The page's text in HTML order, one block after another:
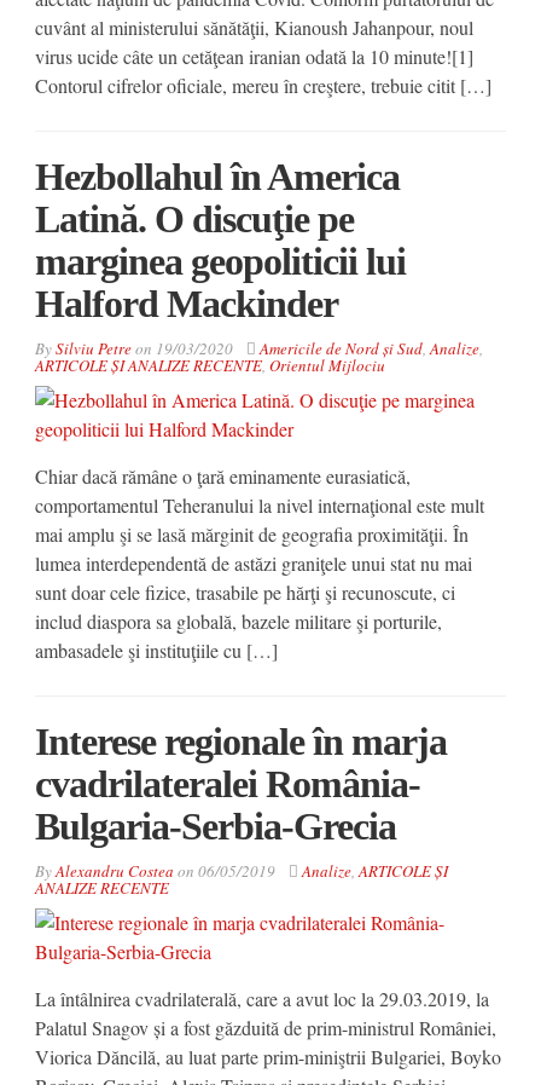
cuvânt al ministerului sănătăţii, Kianoush Jahanpour, noul
virus ucide câte un cetăţean iranian odată la 10 minute![1]
Contorul cifrelor oficiale, mereu în creştere, trebuie citit […]
Hezbollahul în America
Latină. O discuţie pe
marginea geopoliticii lui
Halford Mackinder
BySilviu Petreon 19/03/2020 Americile de Nord și Sud Analize
ARTICOLE ȘI ANALIZE RECENTE, Orientul Mijlociu
Chiar dacă rămâne o ţară eminamente eurasiatică,
comportamentul Teheranului la nivel internaţional este mult
mai amplu şi se lasă mărginit de geografia proximităţii. În
lumea interdependentă de astăzi graniţele unui stat nu mai
sunt doar cele fizice, trasabile pe hărţi şi recunoscute, ci
includ diaspora sa globală, bazele militare şi porturile,
ambasadele şi instituţiile cu […]
Interese regionale în marja
cvadrilateralei România-
Bulgaria-Serbia-Grecia
ByAlexandru Costea on 06/05/2019 Analize ARTICOLE ȘI
ANALIZE RECENTE
La întâlnirea cvadrilaterală, care a avut loc la 29.03.2019, la
Palatul Snagov și a fost găzduită de prim-ministrul României,
Viorica Dăncilă, au luat parte prim-miniştrii Bulgariei, Boyko